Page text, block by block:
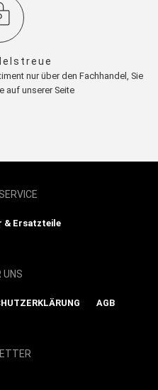
nur über den Fachhandel, Sie
auf unserer Seite
& Ersatzteile
UNS
AGB